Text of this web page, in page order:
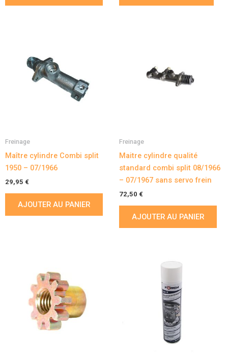
Freinage
Maître cylindre Combi split
1950 – 07/1966
29,95 €
AJOUTER AU PANIER
Freinage
Maitre cylindre qualité
standard combi split 08/1966
– 07/1967 sans servo frein
72,50 €
AJOUTER AU PANIER